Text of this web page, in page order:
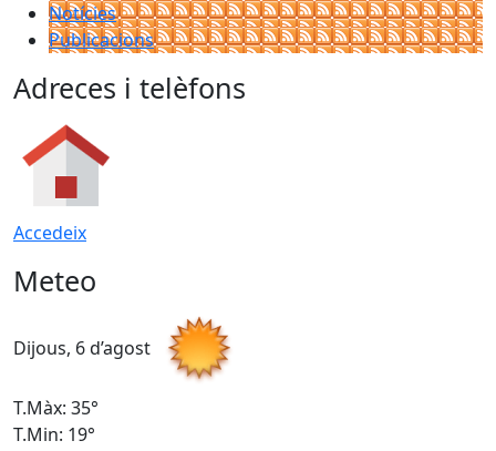
Notícies
Publicacions
Adreces i telèfons
Accedeix
Meteo
Dijous, 6 d’agost
T.Màx: 35°
T.Min: 19°